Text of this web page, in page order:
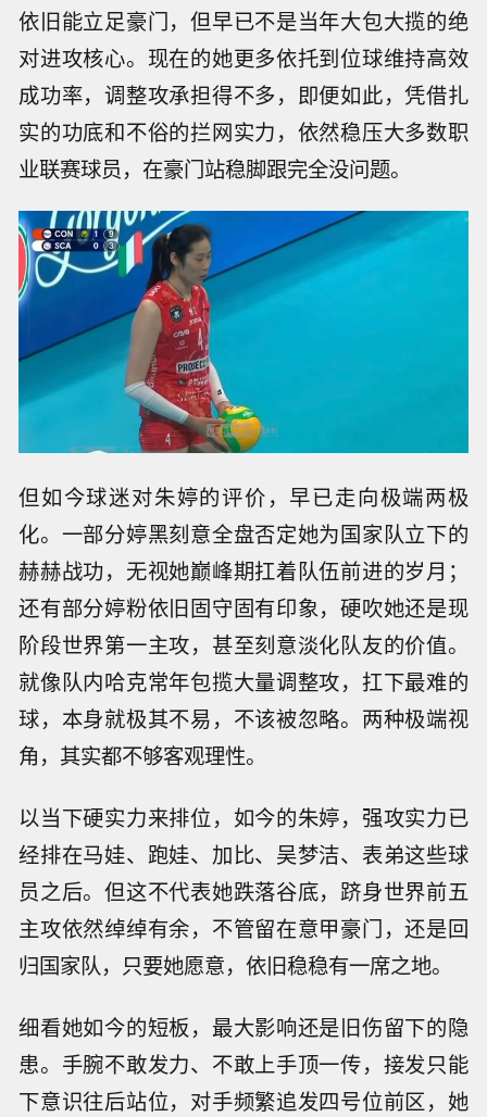
依旧能立足豪门，但早已不是当年大包大揽的绝
对进攻核心。现在的她更多依托到位球维持高效
成功率，调整攻承担得不多，即便如此，凭借扎
实的功底和不俗的拦网实力，依然稳压大多数职
业联赛球员，在豪门站稳脚跟完全没问题。
但如今球迷对朱婷的评价，早已走向极端两极
化。一部分婷黑刻意全盘否定她为国家队立下的
赫赫战功，无视她巅峰期扛着队伍前进的岁月；
还有部分婷粉依旧固守固有印象，硬吹她还是现
阶段世界第一主攻，甚至刻意淡化队友的价值。
就像队内哈克常年包揽大量调整攻，扛下最难的
球，本身就极其不易，不该被忽略。两种极端视
角，其实都不够客观理性。
以当下硬实力来排位，如今的朱婷，强攻实力已
经排在马娃、跑娃、加比、吴梦洁、表弟这些球
员之后。但这不代表她跌落谷底，跻身世界前五
主攻依然绰绰有余，不管留在意甲豪门，还是回
归国家队，只要她愿意，依旧稳稳有一席之地。
细看她如今的短板，最大影响还是旧伤留下的隐
患。手腕不敢发力、不敢上手顶一传，接发只能
下意识往后站位，对手频繁追发四号位前区，她